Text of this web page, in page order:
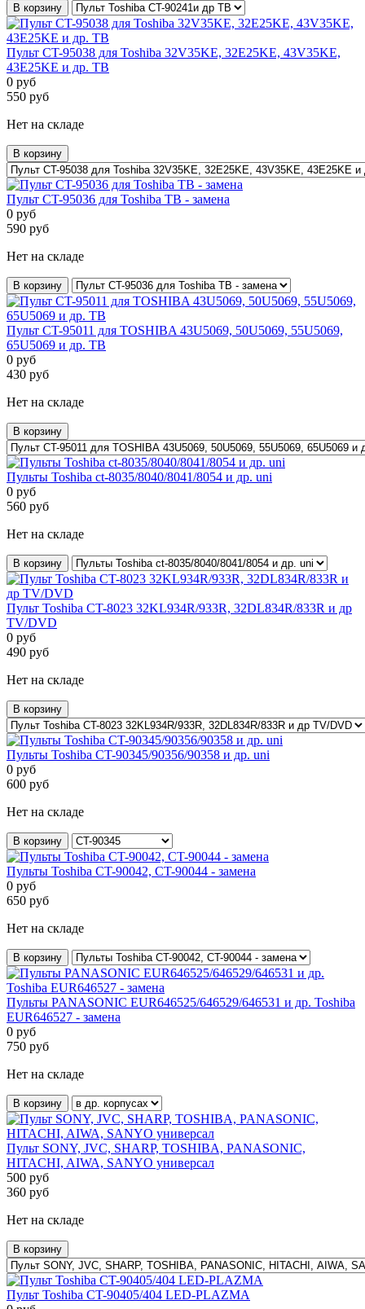
В корзину
Пульт CT-95038 для Toshiba 32V35KE, 32E25KE, 43V35KE,
43E25KE и др. ТВ
0 руб
550 руб
Нет на складе
В корзину
Пульт CT-95036 для Toshiba ТВ - замена
0 руб
590 руб
Нет на складе
В корзину
Пульт CT-95011 для TOSHIBA 43U5069, 50U5069, 55U5069,
65U5069 и др. ТВ
0 руб
430 руб
Нет на складе
В корзину
Пульты Toshiba ct-8035/8040/8041/8054 и др. uni
0 руб
560 руб
Нет на складе
В корзину
Пульт Toshiba CT-8023 32KL934R/933R, 32DL834R/833R и др
TV/DVD
0 руб
490 руб
Нет на складе
В корзину
Пульты Toshiba CT-90345/90356/90358 и др. uni
0 руб
600 руб
Нет на складе
В корзину
Пульты Toshiba CT-90042, CT-90044 - замена
0 руб
650 руб
Нет на складе
В корзину
Пульты PANASONIC EUR646525/646529/646531 и др. Toshiba
EUR646527 - замена
0 руб
750 руб
Нет на складе
В корзину
Пульт SONY, JVC, SHARP, TOSHIBA, PANASONIC,
HITACHI, AIWA, SANYO универсал
500 руб
360 руб
Нет на складе
В корзину
Пульт Toshiba CT-90405/404 LED-PLAZMA